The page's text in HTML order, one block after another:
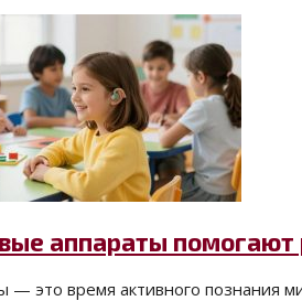
аппараты
это время активного познания